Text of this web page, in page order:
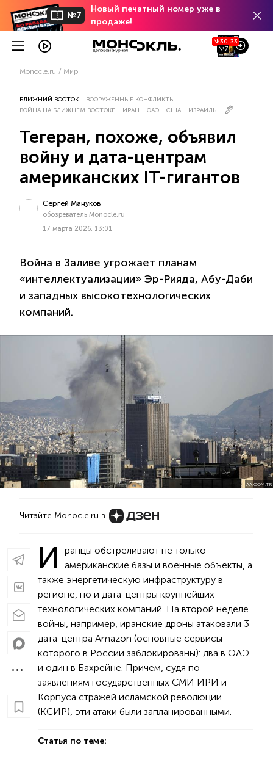
№7
Новый печатный номер уже в
продаже!
№30-33
№7
Monocle.ru Мир
БЛИЖНИЙ ВОСТОК
ВООРУЖЕННЫЕ КОНФЛИКТЫ
ВОЙНА НА БЛИЖНЕМ ВОСТОКЕ
ИРАН ОАЭ США ИЗРАИЛЬ
Тегеран, похоже, объявил
войну и дата-центрам
американских IT-гигантов
Сергей Мануков
обозреватель Monocle.ru
17 марта 2026, 13:01
Война в Заливе угрожает планам
«интеллектуализации» Эр-Рияда, Абу-Даби
и западных высокотехнологических
компаний.
AA.COM.TR
Читайте Monocle.ru в
И
ранцы обстреливают не только
американские базы и военные объекты, а
также энергетическую инфраструктуру в
регионе, но и дата-центры крупнейших
технологических компаний. На второй неделе
войны, например, иранские дроны атаковали 3
дата-центра Amazon (основные сервисы
которого в России заблокированы): два в ОАЭ
и один в Бахрейне. Причем, судя по
заявлениям государственных СМИ ИРИ и
Корпуса стражей исламской революции
(КСИР), эти атаки были запланированными.
Статья по теме: